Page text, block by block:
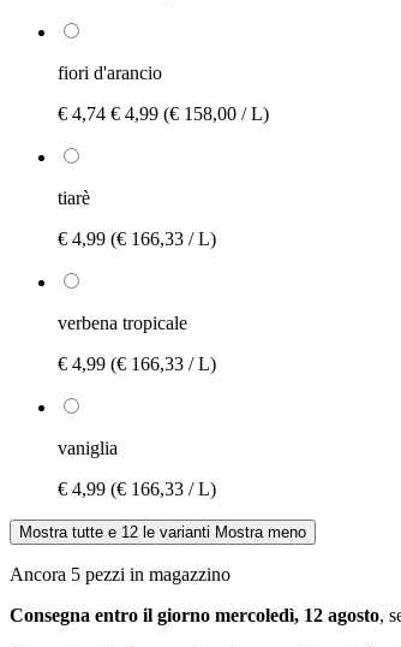
fiori d'arancio
€ 4,74 € 4,99 (€ 158,00 / L)
tiarè
€ 4,99 (€ 166,33 / L)
verbena tropicale
€ 4,99 (€ 166,33 / L)
vaniglia
€ 4,99 (€ 166,33 / L)
Mostra tutte e 12 le varianti Mostra meno
Ancora 5 pezzi in magazzino
Consegna entro il giorno mercoledì, 12 agosto,